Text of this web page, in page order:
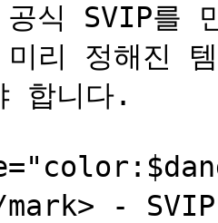
식 SVIP를
리 정해진
합니다.
- SVIP